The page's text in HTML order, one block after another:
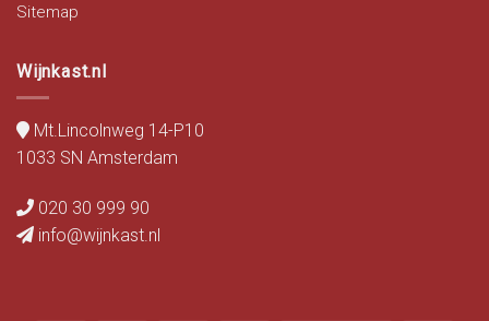
Sitemap
Wijnkast.nl
Mt.Lincolnweg 14-P10
1033 SN Amsterdam
020 30 999 90
info@wijnkast.nl